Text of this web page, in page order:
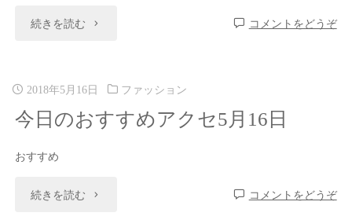
続きを読む コメントをどうぞ
2018年5月16日 ファッション
今日のおすすめアクセ5月16日
おすすめ
続きを読む コメントをどうぞ